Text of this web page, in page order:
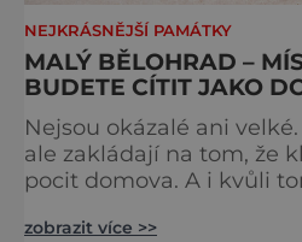
NEJKRÁSNĚJŠÍ PAMÁTKY
MALÝ BĚLOHRAD –
BUDETE CÍTIT JAKO
Nejsou okázalé ani
ale zakládají na tom, že
pocit domova. A i kvůli
lázeňské koncerty ani
zobrazit více >>